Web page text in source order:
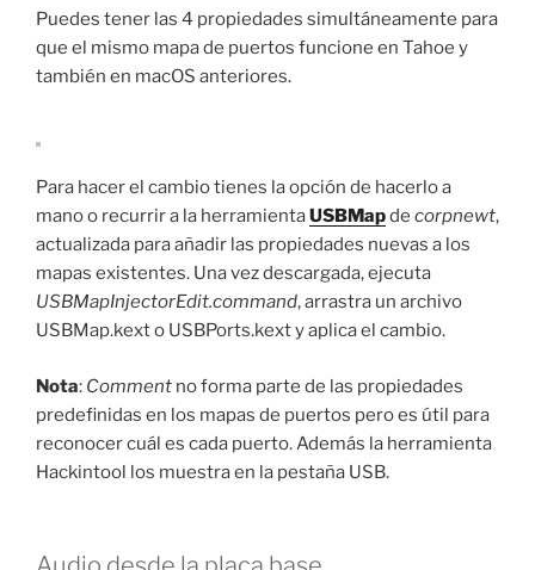
Puedes tener las 4 propiedades simultáneamente para
que el mismo mapa de puertos funcione en Tahoe y
también en macOS anteriores.
Para hacer el cambio tienes la opción de hacerlo a
mano o recurrir a la herramientaUSBMapde corpnewt,
actualizada para añadir las propiedades nuevas a los
mapas existentes. Una vez descargada, ejecuta
USBMapInjectorEdit.command, arrastra un archivo
USBMap.kext o USBPorts.kext y aplica el cambio.
Nota: Comment no forma parte de las propiedades
predefinidas en los mapas de puertos pero es útil para
reconocer cuál es cada puerto. Además la herramienta
Hackintool los muestra en la pestaña USB.